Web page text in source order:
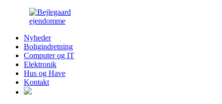
Nyheder
Boligindretning
Computer og IT
Elektronik
Hus og Have
Kontakt